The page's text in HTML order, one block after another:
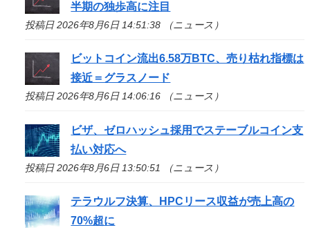
半期の独歩高に注目
投稿日 2026年8月6日 14:51:38 （ニュース）
ビットコイン流出6.58万BTC、売り枯れ指標は
接近＝グラスノード
投稿日 2026年8月6日 14:06:16 （ニュース）
ビザ、ゼロハッシュ採用でステーブルコイン支
払い対応へ
投稿日 2026年8月6日 13:50:51 （ニュース）
テラウルフ決算、HPCリース収益が売上高の
70%超に